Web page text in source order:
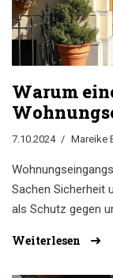
Warum
ist
7.10.2024 Mareike
Sachen Sicherheit
als Schutz gegen
werden
Weiterlesen